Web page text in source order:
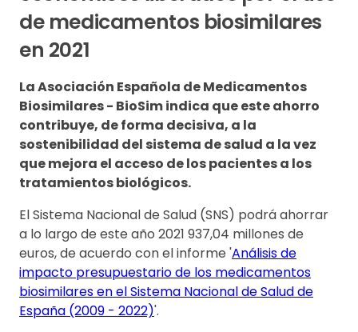
de medicamentos biosimilares
en 2021
La Asociación Española de Medicamentos
Biosimilares - BioSim indica que este ahorro
contribuye, de forma decisiva, a la
sostenibilidad del sistema de salud a la vez
que mejora el acceso de los pacientes a los
tratamientos biológicos.
El Sistema Nacional de Salud (SNS) podrá ahorrar
a lo largo de este año 2021 937,04 millones de
euros, de acuerdo con el informe 'Análisis de
impacto presupuestario de los medicamentos
biosimilares en el Sistema Nacional de Salud de
España (2009 - 2022)'.